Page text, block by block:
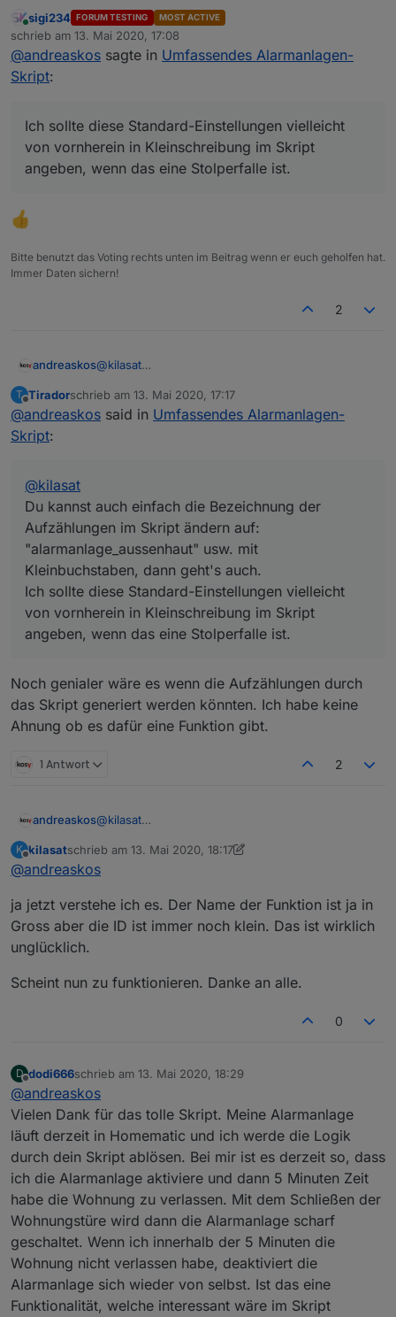
Aufzählungen im Skript ändern auf:
"alarmanlage_aussenhaut" usw. mit
Kleinbuchstaben, dann geht's auch.
Online
sigi234 FORUM TESTING MOST ACTIVE
schrieb am 13. Mai 2020, 17:08
zuletzt editiert von
@andreaskos sagte in Umfassendes Alarmanlagen-
Skript:
Ich sollte diese Standard-Einstellungen vielleicht
von vornherein in Kleinschreibung im Skript
angeben, wenn das eine Stolperfalle ist.
Bitte benutzt das Voting rechts unten im Beitrag wenn er euch geholfen hat.
Immer Daten sichern!
2
andreaskos@kilasat
Aufzählungen im Skript ändern auf:
"alarmanlage_aussenhaut" usw. mit
T
Offline
Tiradorschrieb am 13. Mai 2020, 17:17
zuletzt editiert von
@andreaskos said in Umfassendes Alarmanlagen-
Skript:
@kilasat
Du kannst auch einfach die Bezeichnung der
Aufzählungen im Skript ändern auf:
"alarmanlage_aussenhaut" usw. mit
Kleinbuchstaben, dann geht's auch.
Ich sollte diese Standard-Einstellungen vielleicht
von vornherein in Kleinschreibung im Skript
angeben, wenn das eine Stolperfalle ist.
Noch genialer wäre es wenn die Aufzählungen durch
das Skript generiert werden könnten. Ich habe keine
Ahnung ob es dafür eine Funktion gibt.
1 Antwort 2
andreaskos@kilasat
Aufzählungen im Skript ändern auf:
"alarmanlage_aussenhaut" usw. mit
Ich sollte diese Standard-Einstellungen vielleicht
von vornherein in Kleinschreibung im Skript
K
Offline
kilasatschrieb am 13. Mai 2020, 18:17
zuletzt editiert von kilasat
@andreaskos
ja jetzt verstehe ich es. Der Name der Funktion ist ja in
Gross aber die ID ist immer noch klein. Das ist wirklich
unglücklich.
Scheint nun zu funktionieren. Danke an alle.
0
D
Offline
dodi666schrieb am 13. Mai 2020, 18:29
zuletzt editiert von
@andreaskos
Vielen Dank für das tolle Skript. Meine Alarmanlage
läuft derzeit in Homematic und ich werde die Logik
durch dein Skript ablösen. Bei mir ist es derzeit so, dass
ich die Alarmanlage aktiviere und dann 5 Minuten Zeit
habe die Wohnung zu verlassen. Mit dem Schließen der
Wohnungstüre wird dann die Alarmanlage scharf
geschaltet. Wenn ich innerhalb der 5 Minuten die
Wohnung nicht verlassen habe, deaktiviert die
Alarmanlage sich wieder von selbst. Ist das eine
Funktionalität, welche interessant wäre im Skript